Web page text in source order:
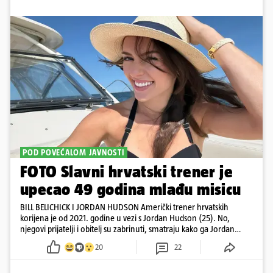
POD POVEĆALOM JAVNOSTI
FOTO Slavni hrvatski trener je
upecao 49 godina mlađu misicu
BILL BELICHICK I JORDAN HUDSON Američki trener hrvatskih
korijena je od 2021. godine u vezi s Jordan Hudson (25). No,
njegovi prijatelji i obitelj su zabrinuti, smatraju kako ga Jordan
kontrolira
20 22